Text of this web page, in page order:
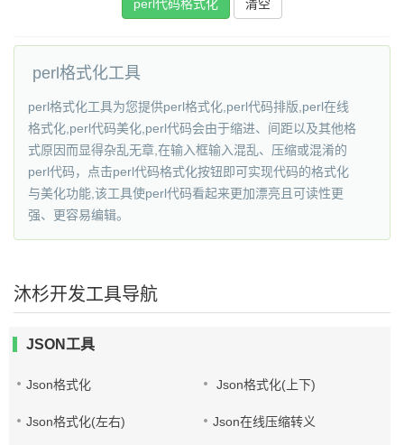
perl格式化工具
perl格式化工具为您提供perl格式化,perl代码排版,perl在线
格式化,perl代码美化,perl代码会由于缩进、间距以及其他格
式原因而显得杂乱无章,在输入框输入混乱、压缩或混淆的
perl代码，点击perl代码格式化按钮即可实现代码的格式化
与美化功能,该工具使perl代码看起来更加漂亮且可读性更
强、更容易编辑。
沐杉开发工具导航
JSON工具
Json格式化 Json格式化(上下)
Json格式化(左右) Json在线压缩转义